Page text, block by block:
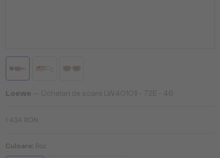
Loewe — Ochelari de soare LW40101I - 72E - 46
1 434 RON
Culoare: Roz